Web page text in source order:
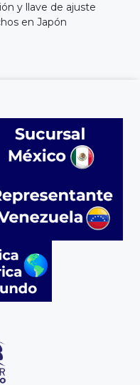
y llave de ajuste
en Japón